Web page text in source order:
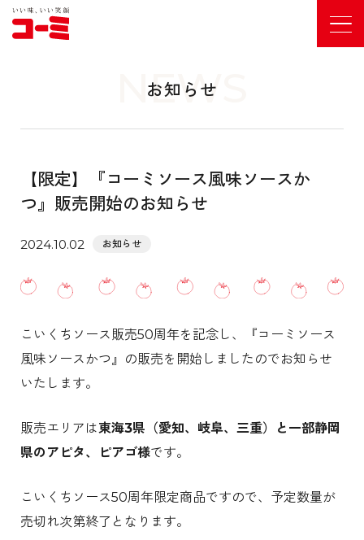
お知らせ
NEWS
【限定】『コーミソース風味ソースか
つ』販売開始のお知らせ
2024.10.02 お知らせ
こいくちソース販売50周年を記念し、『コーミソース
風味ソースかつ』の販売を開始しましたのでお知らせ
いたします。
販売エリアは東海3県（愛知、岐阜、三重）と一部静岡
県のアピタ、ピアゴ様です。
こいくちソース50周年限定商品ですので、予定数量が
売切れ次第終了となります。